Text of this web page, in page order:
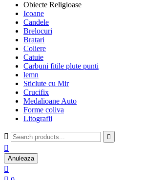
Obiecte Religioase
Icoane
Candele
Brelocuri
Bratari
Coliere
Catuie
Carbuni fitile plute punti
lemn
Sticlute cu Mir
Crucifix
Medalioane Auto
Forme coliva
Litografii
 

Anuleaza
